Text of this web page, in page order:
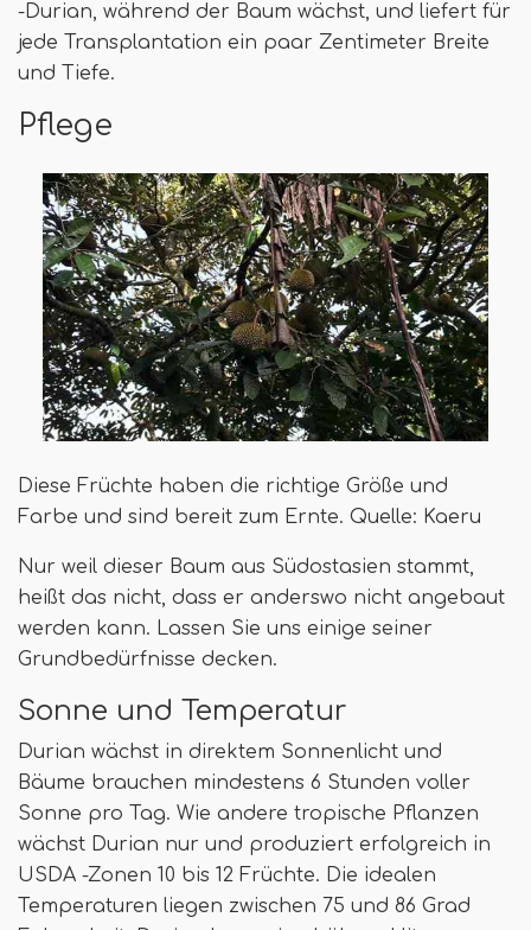
-Durian, während der Baum wächst, und liefert für
jede Transplantation ein paar Zentimeter Breite
und Tiefe.
Pflege
Diese Früchte haben die richtige Größe und
Farbe und sind bereit zum Ernte. Quelle: Kaeru
Nur weil dieser Baum aus Südostasien stammt,
heißt das nicht, dass er anderswo nicht angebaut
werden kann. Lassen Sie uns einige seiner
Grundbedürfnisse decken.
Sonne und Temperatur
Durian wächst in direktem Sonnenlicht und
Bäume brauchen mindestens 6 Stunden voller
Sonne pro Tag. Wie andere tropische Pflanzen
wächst Durian nur und produziert erfolgreich in
USDA -Zonen 10 bis 12 Früchte. Die idealen
Temperaturen liegen zwischen 75 und 86 Grad